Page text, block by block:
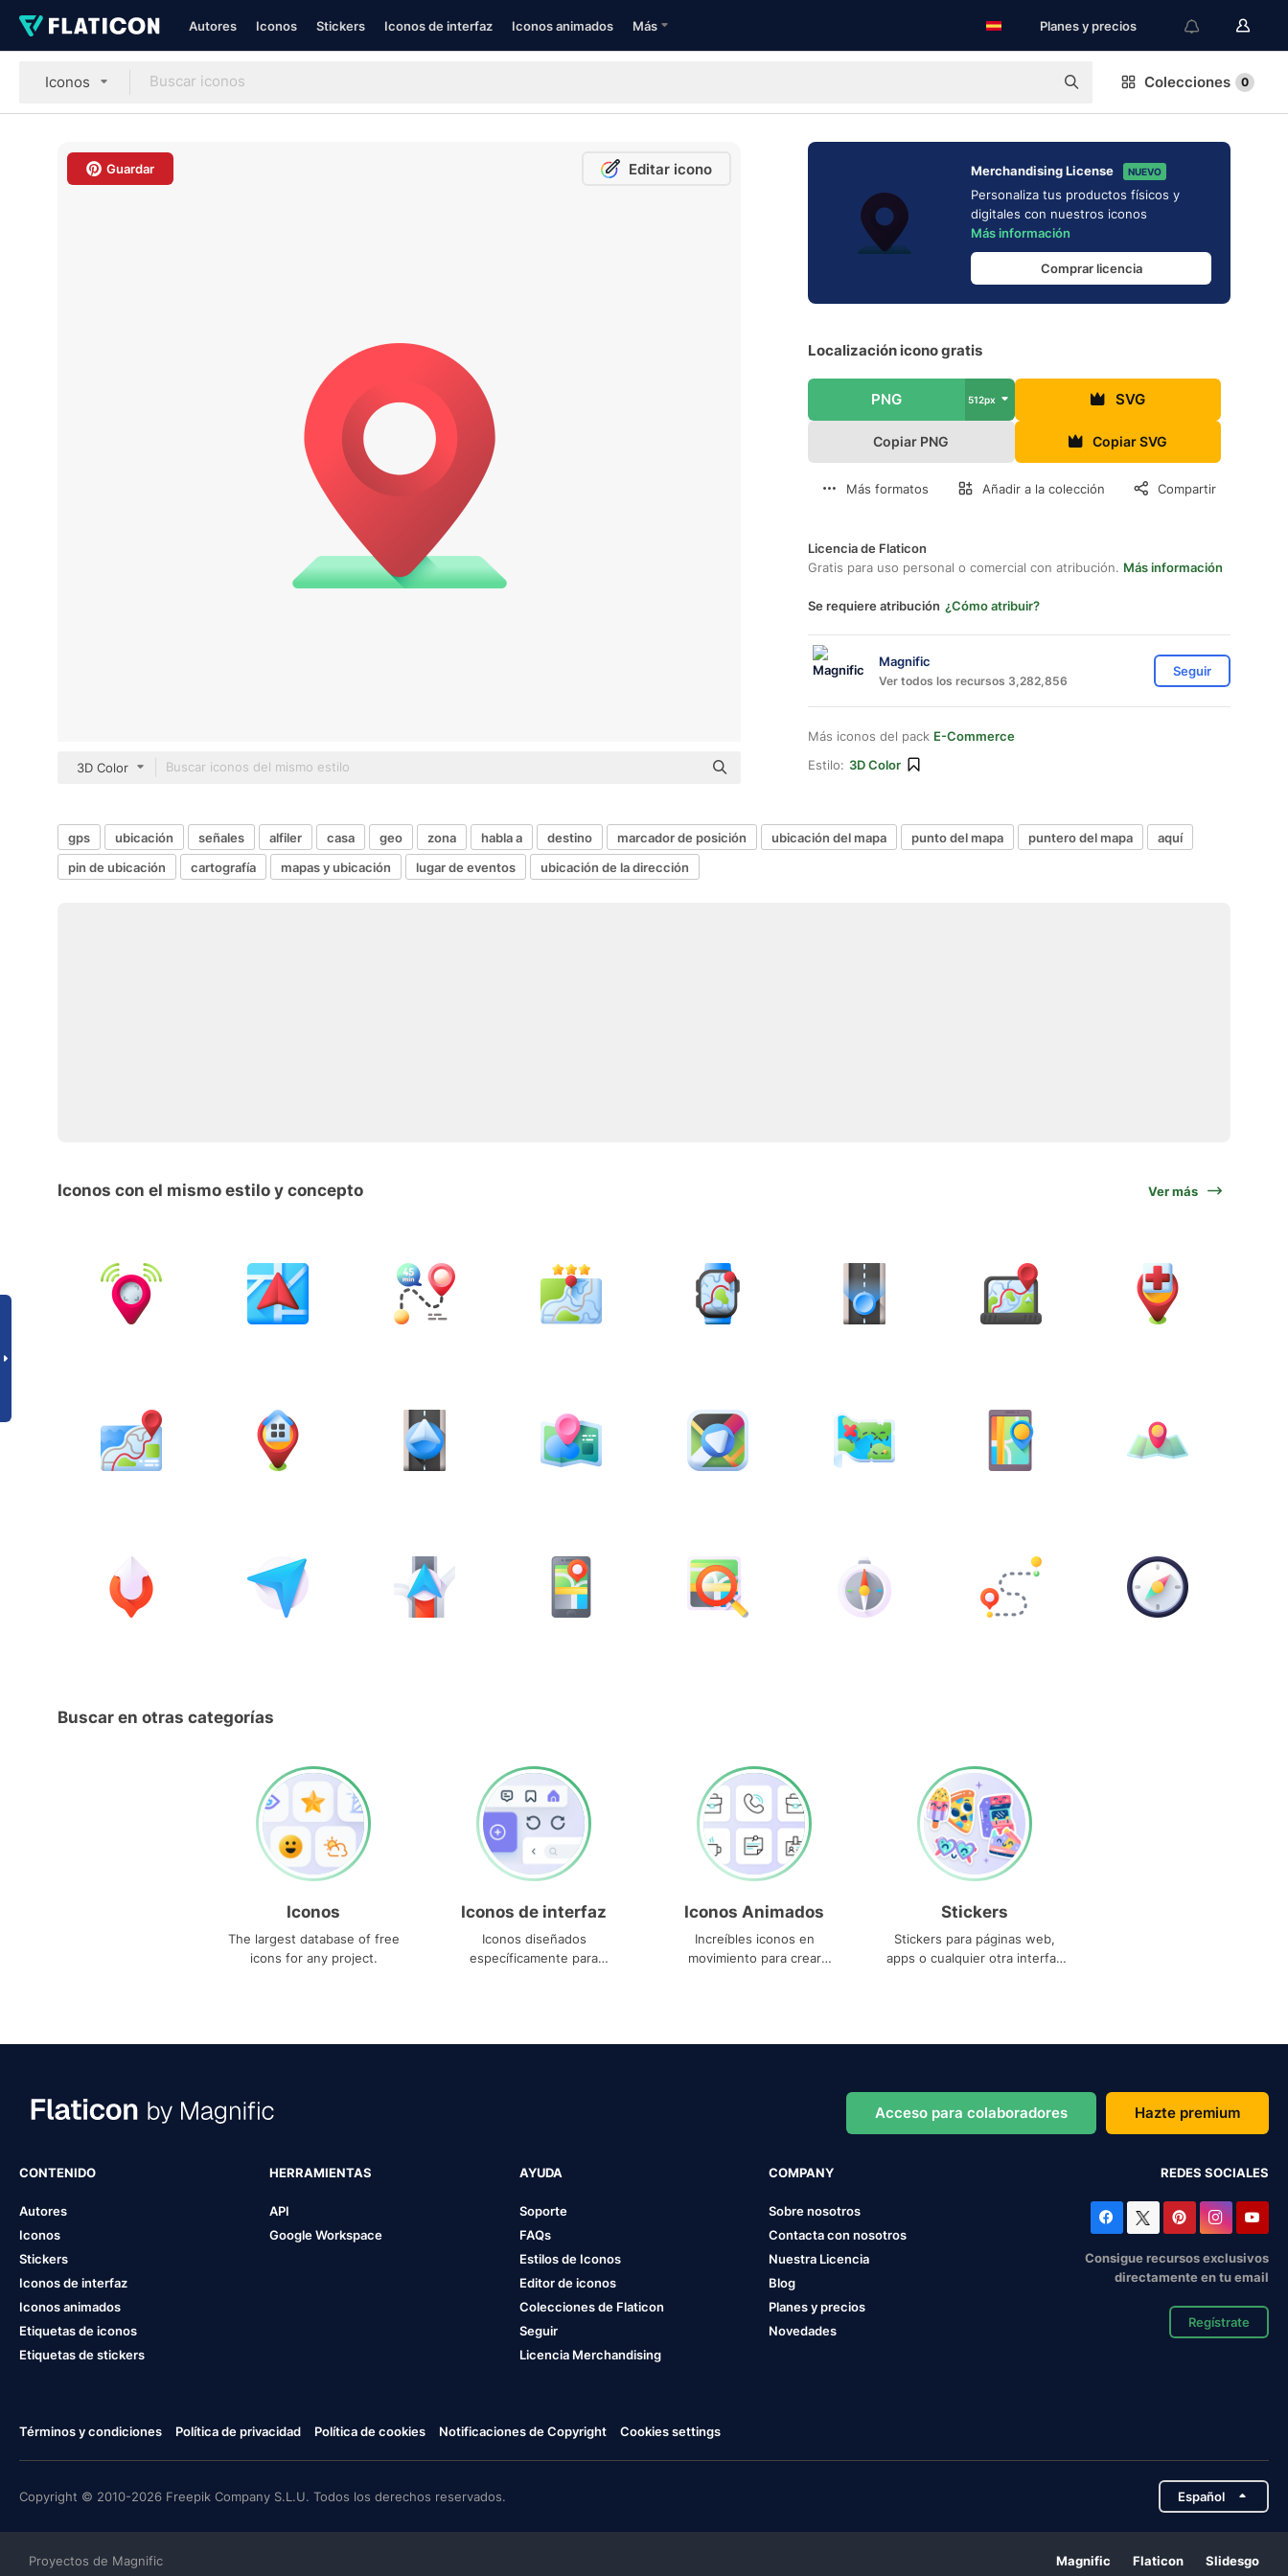
Autores Iconos Stickers Iconos de interfaz Iconos animados Más Planes y precios
Iconos Colecciones 0
Guardar Editar icono
3D Color
Merchandising License NUEVO
Personaliza tus productos físicos y
digitales con nuestros iconos
Más información
Comprar licencia
Localización icono gratis
PNG 512px SVG
Copiar PNG Copiar SVG
Más formatos Añadir a la colección Compartir
Licencia de Flaticon
Gratis para uso personal o comercial con atribución. Más información
Se requiere atribución ¿Cómo atribuir?
Magnific
Ver todos los recursos 3,282,856
Seguir
Más iconos del pack E-Commerce
Estilo: 3D Color
gps ubicación señales alfiler casa geo zona habla a destino marcador de posición ubicación del mapa punto del mapa puntero del mapa
aquí
pin de ubicación
cartografía mapas y ubicación lugar de eventos ubicación de la dirección
Iconos con el mismo estilo y concepto Ver más
Buscar en otras categorías
Iconos
The largest database of free
icons for any project.
Iconos de interfaz
Iconos diseñados
específicamente para
Iconos Animados
Increíbles iconos en
movimiento para crear
Stickers
Stickers para páginas web,
apps o cualquier otra interfaz
Acceso para colaboradores Hazte premium
CONTENIDO
Autores
Iconos
Stickers
Iconos de interfaz
Iconos animados
Etiquetas de iconos
Etiquetas de stickers
HERRAMIENTAS
API
Google Workspace
AYUDA
Soporte
FAQs
Estilos de Iconos
Editor de iconos
Colecciones de Flaticon
Seguir
Licencia Merchandising
COMPANY
Sobre nosotros
Contacta con nosotros
Nuestra Licencia
Blog
Planes y precios
Novedades
REDES SOCIALES
Consigue recursos exclusivos
directamente en tu email
Regístrate
Términos y condiciones Política de privacidad Política de cookies Notificaciones de Copyright Cookies settings
Copyright © 2010-2026 Freepik Company S.L.U. Todos los derechos reservados. Español
Proyectos de Magnific Magnific Flaticon Slidesgo